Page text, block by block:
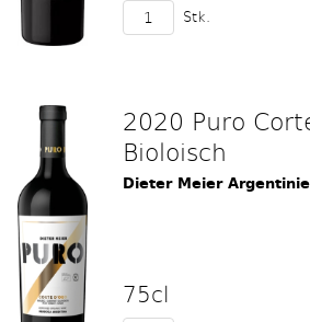
Stk.
2020 Puro
Bioloisch
Dieter Meier
75cl